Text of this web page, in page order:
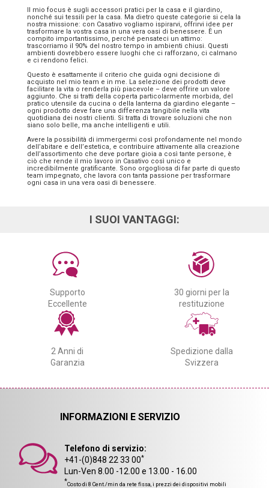
Il mio focus è sugli accessori pratici per la casa e il giardino,
nonché sui tessili per la casa. Ma dietro queste categorie si cela la
nostra missione: con Casativo vogliamo ispirarvi, offrirvi idee per
trasformare la vostra casa in una vera oasi di benessere. È un
compito importantissimo, perché pensateci un attimo:
trascorriamo il 90% del nostro tempo in ambienti chiusi. Questi
ambienti dovrebbero essere luoghi che ci rafforzano, ci calmano
e ci rendono felici.
Questo è esattamente il criterio che guida ogni decisione di
acquisto nel mio team e in me. La selezione dei prodotti deve
facilitare la vita o renderla più piacevole – deve offrire un valore
aggiunto. Che si tratti della coperta particolarmente morbida, del
pratico utensile da cucina o della lanterna da giardino elegante –
ogni prodotto deve fare una differenza tangibile nella vita
quotidiana dei nostri clienti. Si tratta di trovare soluzioni che non
siano solo belle, ma anche intelligenti e utili.
Avere la possibilità di immergermi così profondamente nel mondo
dell’abitare e dell’estetica, e contribuire attivamente alla creazione
dell’assortimento che deve portare gioia a così tante persone, è
ciò che rende il mio lavoro in Casativo così unico e
incredibilmente gratificante. Sono orgogliosa di far parte di questo
team impegnato, che lavora con tanta passione per trasformare
ogni casa in una vera oasi di benessere.
I SUOI VANTAGGI:
Supporto
Eccellente
30 giorni per la
restituzione
2 Anni di
Garanzia
Spedizione dalla
Svizzera
INFORMAZIONI E SERVIZIO
Telefono di servizio:
+41-(0)848 22 33 00*
Lun-Ven 8.00 -12.00 e 13.00 - 16.00
*Costo di 8 Cent./min da rete fissa, i prezzi dei dispositivi mobili